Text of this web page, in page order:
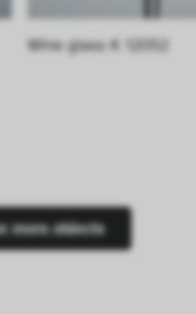
Wine glass K 12052
more objects